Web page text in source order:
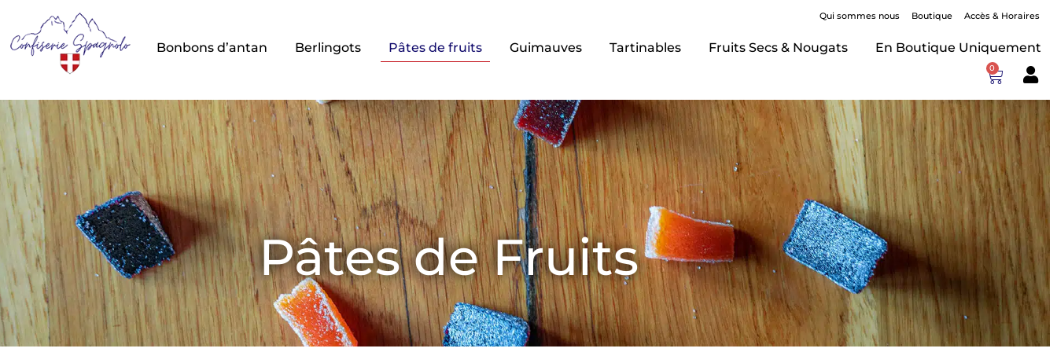
Qui sommes nous Boutique Accès & Horaires
Bonbons d’antan Berlingots Pâtes de fruits Guimauves Tartinables Fruits Secs & Nougats En Boutique Uniquement
0
Pâtes de Fruits